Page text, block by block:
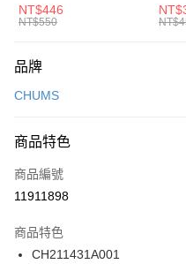
元大商業銀行
台灣樂天信用卡公司
AFTEE先享後付
【關於「AFTEE先享後付」】
便利好安心！
３．安心：先確認商品／服務後，
【「AFTEE先享後付」結帳流程】
１．於結帳方式選擇「AFTEE先享
２．訂單成立數日內，您將收到繳
３．收到繳費通知簡訊後14天內，
ATM／網路銀行／等多元方式進行
運送方式
每筆NT$100，滿NT$1,500(含
宅配
每筆NT$100，滿NT$1,500(含
付款後門市自取
每筆NT$100，滿NT$1,500(含
中統襪 FZ3393100
NT$446
NT$550
品牌
CHUMS
商品特色
商品編號
11911898
商品特色
CH211431A001